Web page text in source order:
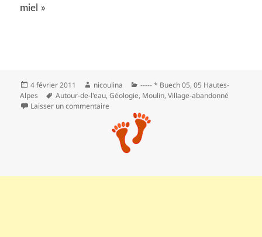
miel »
Publié
le
4 février 2011 Auteur
nicoulina Catégories
----- * Buech 05,05 Hautes-
Alpes
Mots-
clés
Autour-de-l'eau,Géologie, Moulin,Village-abandonné
Laisser un commentaire sur * Petit tour des gorges de la Méouge